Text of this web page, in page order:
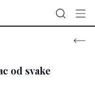
od svake